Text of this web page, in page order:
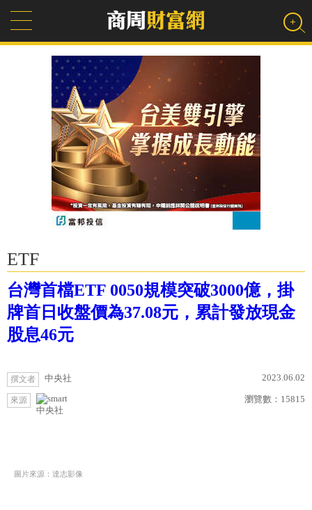
ETF
台灣首檔ETF 0050規模突破3000億，掛
牌首日收盤價為37.08元，累計發放現金
股息46元
撰文者 中央社 2023.06.02
來源
中央社
瀏覽數： 15815
圖片來源：達志影像